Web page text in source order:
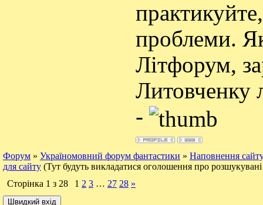
проблеми.
Літфорум,
Литовченку
-
Форум » Україномовний форум фантастики » Наповнення
для сайту (Тут будуть викладатися оголошення про розшукувані
Сторінка 1 з 28 1 2 3 … 27 28 »